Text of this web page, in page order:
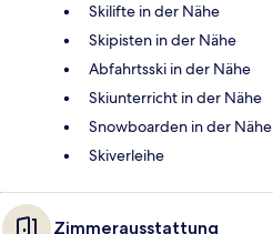
Skilifte in der Nähe
Skipisten in der Nähe
Abfahrtsski in der Nähe
Skiunterricht in der Nähe
Snowboarden in der Nähe
Skiverleihe
Zimmerausstattung